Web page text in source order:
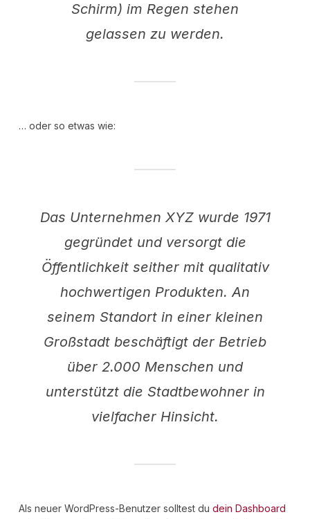
Schirm) im Regen stehen
gelassen zu werden.
… oder so etwas wie:
Das Unternehmen XYZ wurde 1971
gegründet und versorgt die
Öffentlichkeit seither mit qualitativ
hochwertigen Produkten. An
seinem Standort in einer kleinen
Großstadt beschäftigt der Betrieb
über 2.000 Menschen und
unterstützt die Stadtbewohner in
vielfacher Hinsicht.
Als neuer WordPress-Benutzer solltest du dein Dashboard